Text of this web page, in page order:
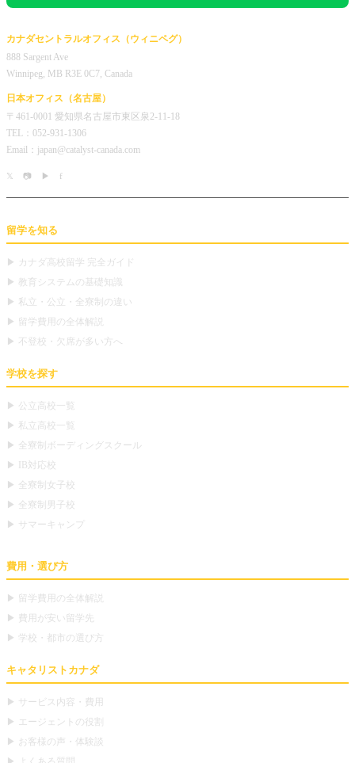
カナダセントラルオフィス（ウィニペグ）
888 Sargent Ave
Winnipeg, MB R3E 0C7, Canada
日本オフィス（名古屋）
〒461-0001 愛知県名古屋市東区泉2-11-18
TEL：052-931-1306
Email：japan@catalyst-canada.com
𝕏 📷 ▶ f
留学を知る
▶ カナダ高校留学 完全ガイド
▶ 教育システムの基礎知識
▶ 私立・公立・全寮制の違い
▶ 留学費用の全体解説
▶ 不登校・欠席が多い方へ
学校を探す
▶ 公立高校一覧
▶ 私立高校一覧
▶ 全寮制ボーディングスクール
▶ IB対応校
▶ 全寮制女子校
▶ 全寮制男子校
▶ サマーキャンプ
費用・選び方
▶ 留学費用の全体解説
▶ 費用が安い留学先
▶ 学校・都市の選び方
キャタリストカナダ
▶ サービス内容・費用
▶ エージェントの役割
▶ お客様の声・体験談